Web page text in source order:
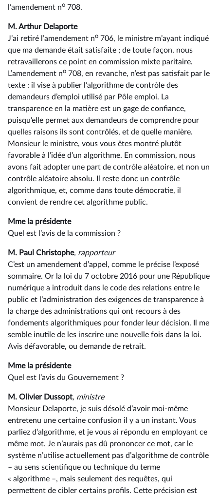
l’amendement no 708.
M. Arthur Delaporte
J’ai retiré l’amendement no 706, le ministre m’ayant indiqué
que ma demande était satisfaite ; de toute façon, nous
retravaillerons ce point en commission mixte paritaire.
L’amendement no 708, en revanche, n’est pas satisfait par le
texte : il vise à publier l’algorithme de contrôle des
demandeurs d’emploi utilisé par Pôle emploi. La
transparence en la matière est un gage de confiance,
puisqu’elle permet aux demandeurs de comprendre pour
quelles raisons ils sont contrôlés, et de quelle manière.
Monsieur le ministre, vous vous êtes montré plutôt
favorable à l’idée d’un algorithme. En commission, nous
avons fait adopter une part de contrôle aléatoire, et non un
contrôle aléatoire absolu. Il reste donc un contrôle
algorithmique, et, comme dans toute démocratie, il
convient de rendre cet algorithme public.
Mme la présidente
Quel est l’avis de la commission ?
M. Paul Christophe, rapporteur
C’est un amendement d’appel, comme le précise l’exposé
sommaire. Or la loi du 7 octobre 2016 pour une République
numérique a introduit dans le code des relations entre le
public et l’administration des exigences de transparence à
la charge des administrations qui ont recours à des
fondements algorithmiques pour fonder leur décision. Il me
semble inutile de les inscrire une nouvelle fois dans la loi.
Avis défavorable, ou demande de retrait.
Mme la présidente
Quel est l’avis du Gouvernement ?
M. Olivier Dussopt, ministre
Monsieur Delaporte, je suis désolé d’avoir moi-même
entretenu une certaine confusion il y a un instant. Vous
parliez d’algorithme, et je vous ai répondu en employant ce
même mot. Je n’aurais pas dû prononcer ce mot, car le
système n’utilise actuellement pas d’algorithme de contrôle
–⁠ au sens scientifique ou technique du terme
« algorithme –, mais seulement des requêtes, qui
permettent de cibler certains profils. Cette précision est